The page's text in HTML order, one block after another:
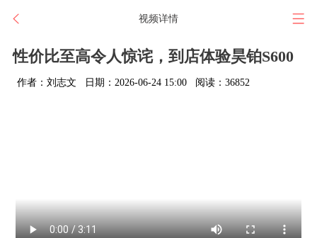
视频详情
性价比至高令人惊诧，到店体验昊铂S600
作者：刘志文 日期：2026-06-24 15:00 阅读：36852